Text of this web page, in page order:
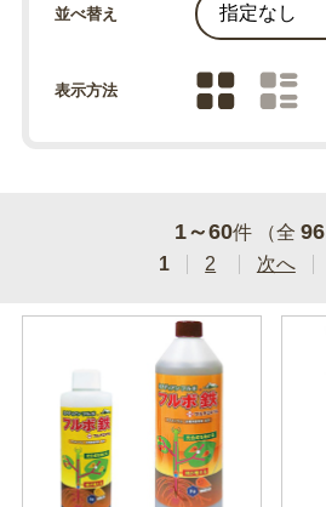
並べ替え
表示方法
1～60件 （全 96
1
2 次へ